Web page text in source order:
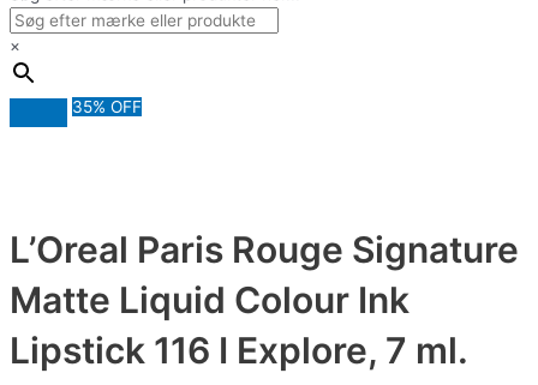
×
35% OFF
L’Oreal Paris Rouge Signature
Matte Liquid Colour Ink
Lipstick 116 I Explore, 7 ml.